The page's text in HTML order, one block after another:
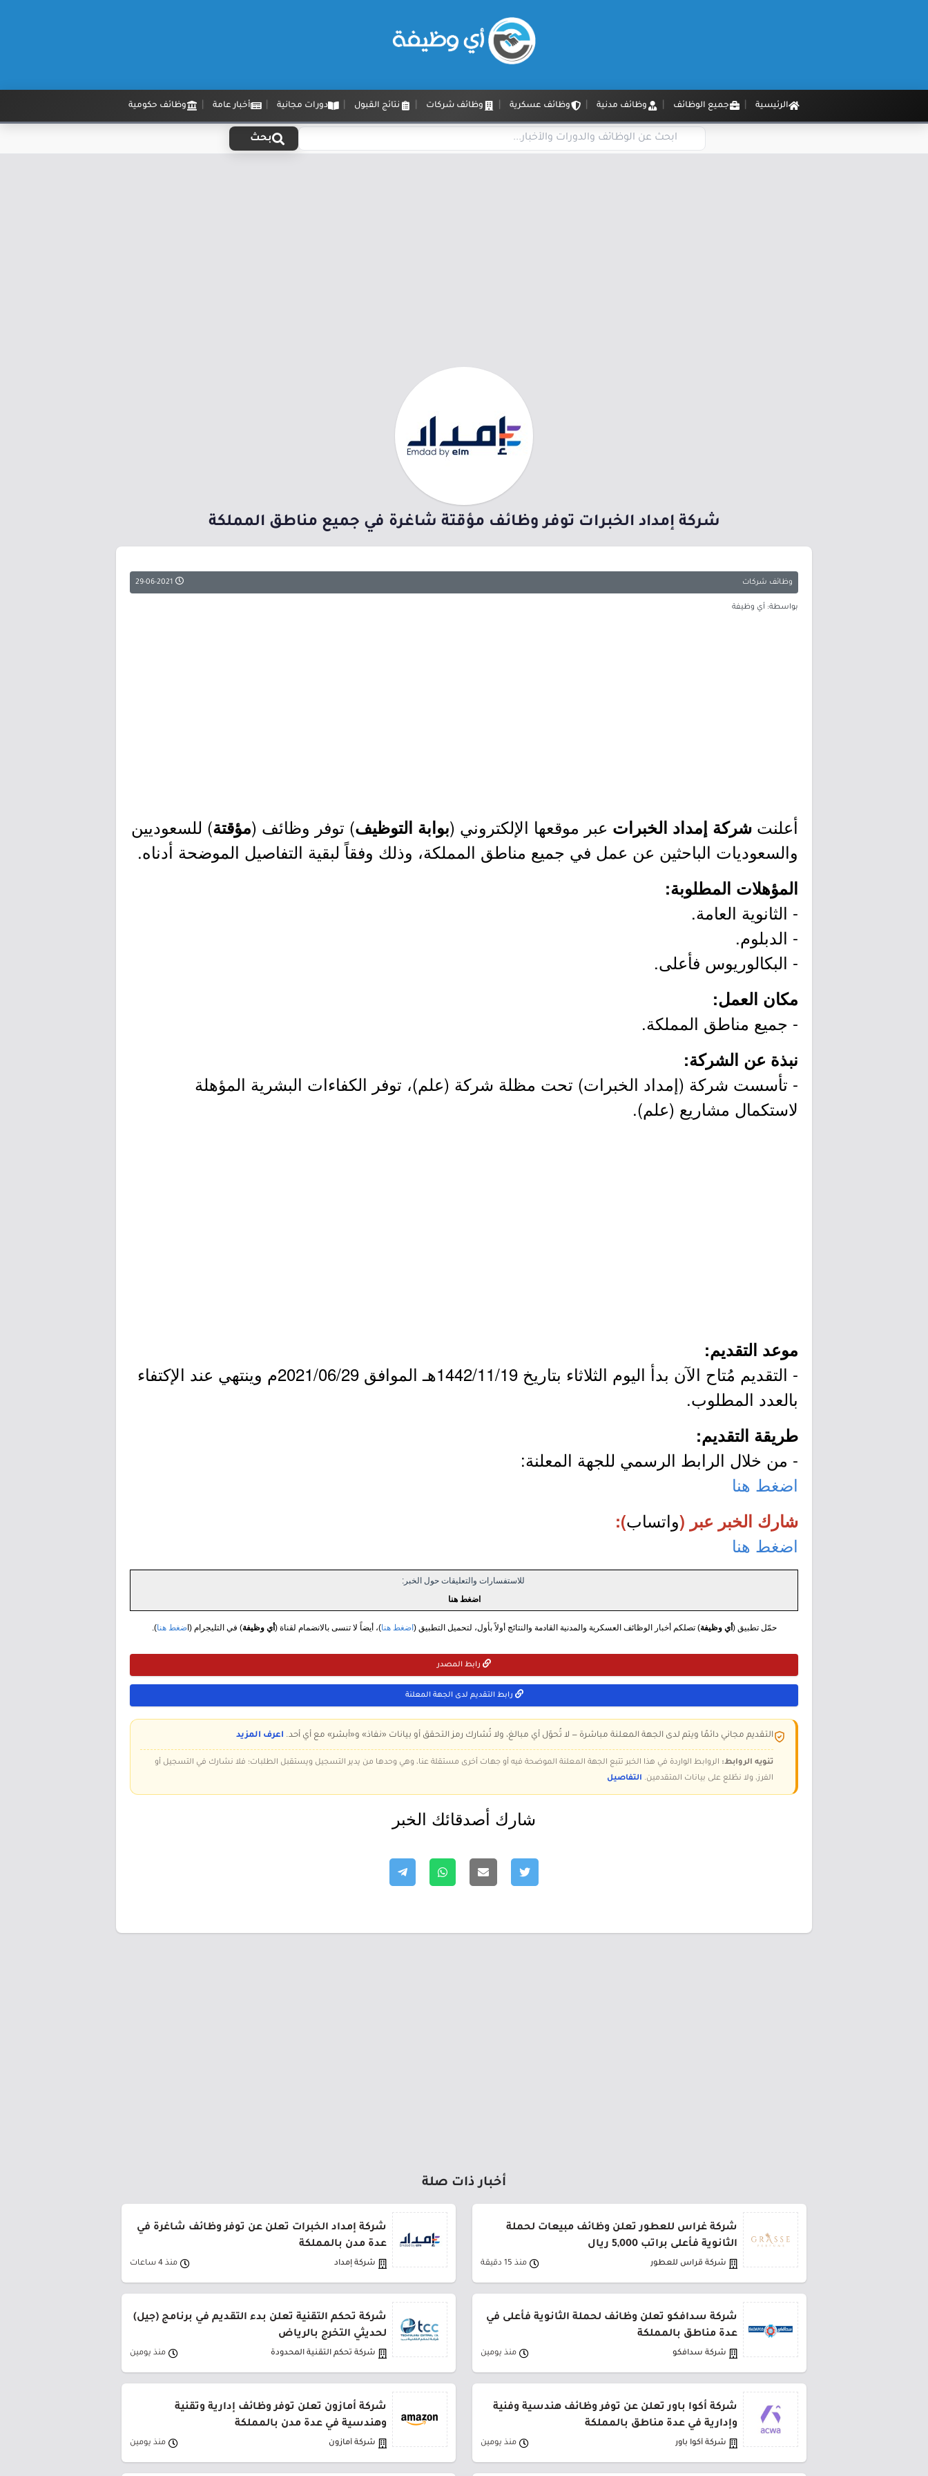
الرئيسية جميع الوظائف وظائف مدنية وظائف عسكرية وظائف شركات نتائج القبول دورات مجانية أخبار عامة وظائف حكومية
بحث
شركة إمداد الخبرات توفر وظائف مؤقتة شاغرة في جميع مناطق المملكة
وظائف شركات
بواسطة: أي وظيفة
أعلنت شركة إمداد الخبرات عبر موقعها الإلكتروني (بوابة التوظيف) توفر وظائف (مؤقتة) للسعوديين
والسعوديات الباحثين عن عمل في جميع مناطق المملكة، وذلك وفقاً لبقية التفاصيل الموضحة أدناه.
المؤهلات المطلوبة:
- الثانوية العامة.
- الدبلوم.
- البكالوريوس فأعلى.
مكان العمل:
- جميع مناطق المملكة.
نبذة عن الشركة:
- تأسست شركة (إمداد الخبرات) تحت مظلة شركة (علم)، توفر الكفاءات البشرية المؤهلة
لاستكمال مشاريع (علم).
موعد التقديم:
- التقديم مُتاح الآن بدأ اليوم الثلاثاء بتاريخ 1442/11/19هـ الموافق 2021/06/29م وينتهي عند الإكتفاء
بالعدد المطلوب.
طريقة التقديم:
- من خلال الرابط الرسمي للجهة المعلنة:
اضغط هنا
شارك الخبر عبر (واتساب):
اضغط هنا
للاستفسارات والتعليقات حول الخبر:
اضغط هنا
حمّل تطبيق ( أي وظيفة) تصلكم أخبار الوظائف العسكرية والمدنية القادمة والنتائج أولاً بأول، لتحميل التطبيق ( اضغط هنا)، أيضاً لا تنسى بالانضمام لقناة ( أي وظيفة) في التليجرام (اضغط هنا).
رابط المصدر
رابط التقديم لدى الجهة المعلنة
التقديم مجاني دائمًا ويتم لدى الجهة المعلنة مباشرة — لا تُحوّل أي مبالغ، ولا تُشارك رمز التحقق أو بيانات «نفاذ» و«أبشر» مع أي أحد. اعرف المزيد
تنويه الروابط: الروابط الواردة في هذا الخبر تتبع الجهة المعلنة الموضحة فيه أو جهات أخرى مستقلة عنا، وهي وحدها من يدير التسجيل ويستقبل الطلبات؛ فلا نشارك في التسجيل أو
الفرز، ولا نطّلع على بيانات المتقدمين. التفاصيل
شارك أصدقائك الخبر
أخبار ذات صلة
شركة غراس للعطور تعلن وظائف مبيعات لحملة
الثانوية فأعلى براتب 5,000 ريال
شركة قراس للعطور منذ 15 دقيقة
شركة إمداد الخبرات تعلن عن توفر وظائف شاغرة في
عدة مدن بالمملكة
شركة إمداد منذ 4 ساعات
شركة سدافكو تعلن وظائف لحملة الثانوية فأعلى في
عدة مناطق بالمملكة
شركة سدافكو منذ يومين
شركة تحكم التقنية تعلن بدء التقديم في برنامج (جيل)
لحديثي التخرج بالرياض
شركة تحكم التقنية المحدودة منذ يومين
شركة أكوا باور تعلن عن توفر وظائف هندسية وفنية
وإدارية في عدة مناطق بالمملكة
شركة أكوا باور منذ يومين
شركة أمازون تعلن توفر وظائف إدارية وتقنية
وهندسية في عدة مدن بالمملكة
شركة أمازون منذ يومين